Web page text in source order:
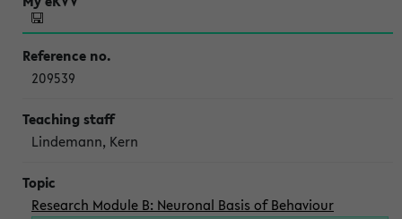
209539
Lindemann, Kern
Research Module B: Neuronal Basis of Behaviour